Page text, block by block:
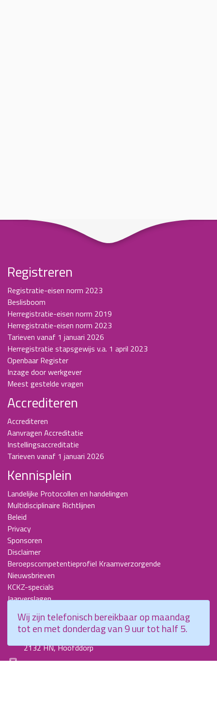
Registreren
Registratie-eisen norm 2023
Beslisboom
Herregistratie-eisen norm 2019
Herregistratie-eisen norm 2023
Tarieven vanaf 1 januari 2026
Herregistratie stapsgewijs v.a. 1 april 2023
Openbaar Register
Inzage door werkgever
Meest gestelde vragen
Accrediteren
Accrediteren
Aanvragen Accreditatie
Instellingsaccreditatie
Tarieven vanaf 1 januari 2026
Kennisplein
Landelijke Protocollen en handelingen
Multidisciplinaire Richtlijnen
Beleid
Privacy
Sponsoren
Disclaimer
Beroepscompetentieprofiel Kraamverzorgende
Nieuwsbrieven
KCKZ-specials
Jaarverslagen
Contact
Planetenweg 5
2132 HN, Hoofddorp
088 - 0076300
Wij zijn telefonisch bereikbaar op maandag
tot en met donderdag van 9 uur tot half 5.